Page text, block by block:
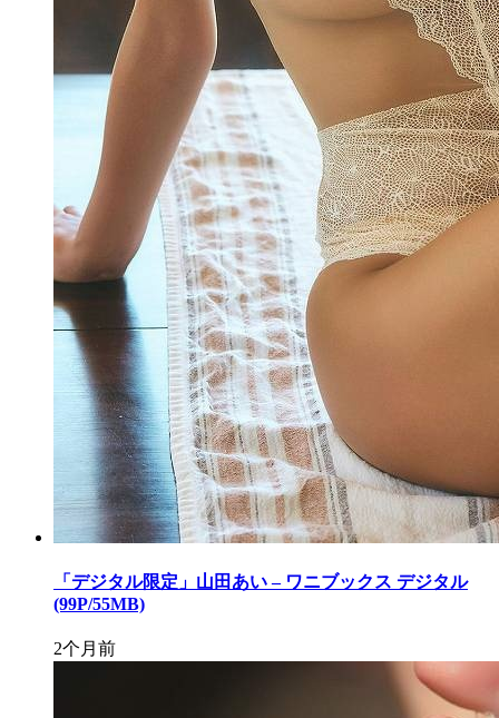
「デジタル限定」山田あい – ワニブックス デジタル
(99P/55MB)
2个月前